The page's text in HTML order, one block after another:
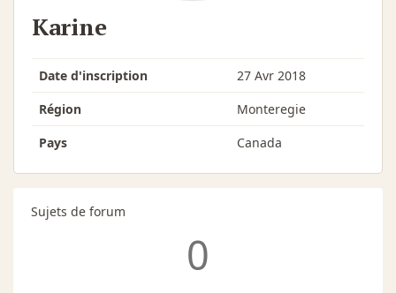
Karine
Date d'inscription
27 Avr 2018
Région
Monteregie
Pays
Canada
Sujets de forum
0